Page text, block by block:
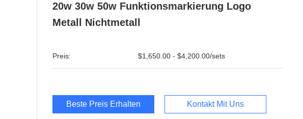
20w 30w 50w Funktionsmarkierung Logo
Metall Nichtmetall
Preis: $1,650.00 - $4,200.00/sets
Beste Preis Erhalten Kontakt Mit Uns